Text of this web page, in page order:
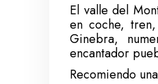
El valle del
en coche,
Ginebra,
encantador
Recomiendo